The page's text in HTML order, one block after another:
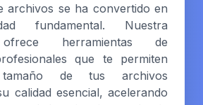
archivos se ha convertido en
fundamental. Nuestra
herramientas de
que te permiten
de tus archivos
calidad esencial, acelerando